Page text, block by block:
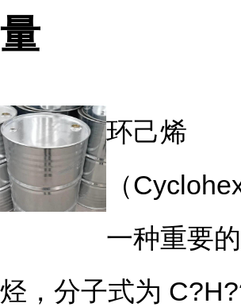
量
环己烯
（
一种重要
烃，分子式为